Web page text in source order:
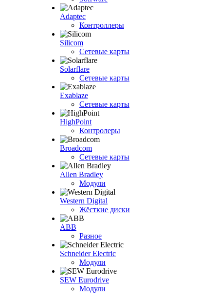
Adaptec
Контроллеры
Silicom
Сетевые карты
Solarflare
Сетевые карты
Exablaze
Сетевые карты
HighPoint
Контролеры
Broadcom
Сетевые карты
Allen Bradley
Модули
Western Digital
Жёсткие диски
ABB
Разное
Schneider Electric
Модули
SEW Eurodrive
Модули